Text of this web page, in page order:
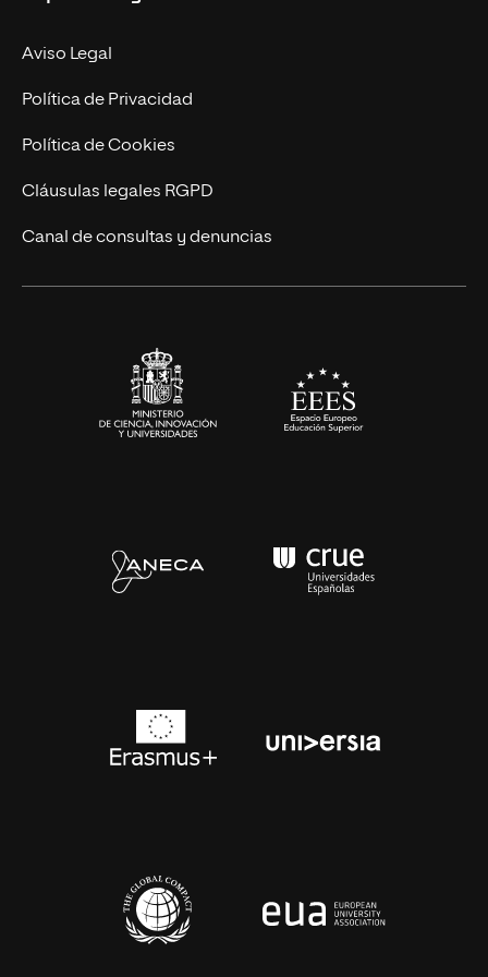
Experto Universitario
Postgrados
Cursos Universitarios
Nuestro Equipo
Trabaja en UNIR
Actualidad
UNIR Revista
Eventos
Aviso Legal
Política de Privacidad
Política de Cookies
Cláusulas legales RGPD
Canal de consultas y denuncias